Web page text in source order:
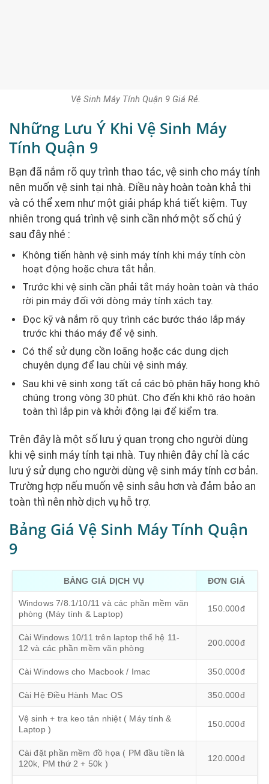
Vệ Sinh Máy Tính Quận 9 Giá Rẻ.
Những Lưu Ý Khi Vệ Sinh Máy
Tính Quận 9
Bạn đã nắm rõ quy trình thao tác, vệ sinh cho máy tính
nên muốn vệ sinh tại nhà. Điều này hoàn toàn khả thi
và có thể xem như một giải pháp khá tiết kiệm. Tuy
nhiên trong quá trình vệ sinh cần nhớ một số chú ý
sau đây nhé :
Không tiến hành vệ sinh máy tính khi máy tính còn
hoạt động hoặc chưa tắt hẳn.
Trước khi vệ sinh cần phải tắt máy hoàn toàn và tháo
rời pin máy đối với dòng máy tính xách tay.
Đọc kỹ và nắm rõ quy trình các bước tháo lắp máy
trước khi tháo máy để vệ sinh.
Có thể sử dụng cồn loãng hoặc các dung dịch
chuyên dụng để lau chùi vệ sinh máy.
Sau khi vệ sinh xong tất cả các bộ phận hãy hong khô
chúng trong vòng 30 phút. Cho đến khi khô ráo hoàn
toàn thì lắp pin và khởi động lại để kiểm tra.
Trên đây là một số lưu ý quan trọng cho người dùng
khi vệ sinh máy tính tại nhà. Tuy nhiên đây chỉ là các
lưu ý sử dụng cho người dùng vệ sinh máy tính cơ bản.
Trường hợp nếu muốn vệ sinh sâu hơn và đảm bảo an
toàn thì nên nhờ dịch vụ hỗ trợ.
Bảng Giá Vệ Sinh Máy Tính Quận
9
BẢNG GIÁ DỊCH VỤ ĐƠN GIÁ
Windows 7/8.1/10/11 và các phần mềm văn
phòng (Máy tính & Laptop)
150.000đ
Cài Windows 10/11 trên laptop thế hệ 11-
12 và các phần mềm văn phòng
200.000đ
Cài Windows cho Macbook / Imac 350.000đ
Cài Hệ Điều Hành Mac OS 350.000đ
Vệ sinh + tra keo tản nhiệt ( Máy tính &
Laptop )
150.000đ
Cài đặt phần mềm đồ họa ( PM đầu tiền là
120k, PM thứ 2 + 50k )
120.000đ